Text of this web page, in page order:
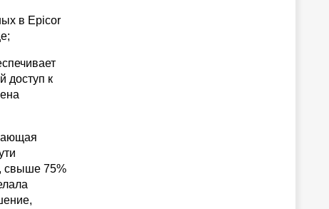
в Epicor
доступ к
свыше 75%